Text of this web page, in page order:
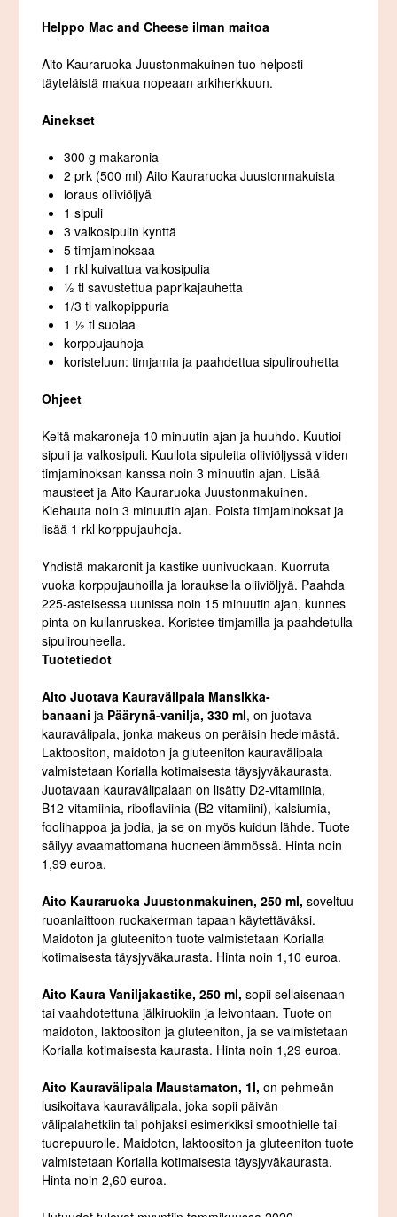
Helppo Mac and Cheese ilman maitoa
Aito Kauraruoka Juustonmakuinen tuo helposti
täyteläistä makua nopeaan arkiherkkuun.
Ainekset
300 g makaronia
2 prk (500 ml) Aito Kauraruoka Juustonmakuista
loraus oliiviöljyä
1 sipuli
3 valkosipulin kynttä
5 timjaminoksaa
1 rkl kuivattua valkosipulia
½ tl savustettua paprikajauhetta
1/3 tl valkopippuria
1 ½ tl suolaa
korppujauhoja
koristeluun: timjamia ja paahdettua sipulirouhetta
Ohjeet
Keitä makaroneja 10 minuutin ajan ja huuhdo. Kuutioi
sipuli ja valkosipuli. Kuullota sipuleita oliiviöljyssä viiden
timjaminoksan kanssa noin 3 minuutin ajan. Lisää
mausteet ja Aito Kauraruoka Juustonmakuinen.
Kiehauta noin 3 minuutin ajan. Poista timjaminoksat ja
lisää 1 rkl korppujauhoja.
Yhdistä makaronit ja kastike uunivuokaan. Kuorruta
vuoka korppujauhoilla ja lorauksella oliiviöljyä. Paahda
225-asteisessa uunissa noin 15 minuutin ajan, kunnes
pinta on kullanruskea. Koristee timjamilla ja paahdetulla
sipulirouheella.
Tuotetiedot
Aito Juotava Kauravälipala Mansikka-
banaanija Päärynä-vanilja, 330 ml, on juotava
kauravälipala, jonka makeus on peräisin hedelmästä.
Laktoositon, maidoton ja gluteeniton kauravälipala
valmistetaan Korialla kotimaisesta täysjyväkaurasta.
Juotavaan kauravälipalaan on lisätty D2-vitamiinia,
B12-vitamiinia, riboflaviinia (B2-vitamiini), kalsiumia,
foolihappoa ja jodia, ja se on myös kuidun lähde. Tuote
säilyy avaamattomana huoneenlämmössä. Hinta noin
1,99 euroa.
Aito Kauraruoka Juustonmakuinen, 250 ml,soveltuu
ruoanlaittoon ruokakerman tapaan käytettäväksi.
Maidoton ja gluteeniton tuote valmistetaan Korialla
kotimaisesta täysjyväkaurasta. Hinta noin 1,10 euroa.
Aito Kaura Vaniljakastike, 250 ml, sopii sellaisenaan
tai vaahdotettuna jälkiruokiin ja leivontaan. Tuote on
maidoton, laktoositon ja gluteeniton, ja se valmistetaan
Korialla kotimaisesta kaurasta. Hinta noin 1,29 euroa.
Aito Kauravälipala Maustamaton, 1l,on pehmeän
lusikoitava kauravälipala, joka sopii päivän
välipalahetkiin tai pohjaksi esimerkiksi smoothielle tai
tuorepuurolle. Maidoton, laktoositon ja gluteeniton tuote
valmistetaan Korialla kotimaisesta täysjyväkaurasta.
Hinta noin 2,60 euroa.